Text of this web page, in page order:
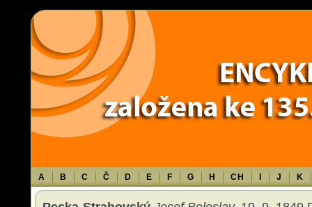
Warning: Use of undefined constant TXT - assumed 'TXT' (this will throw
content/themes/sablona/functions.php
A B C Č D E F G H CH J K